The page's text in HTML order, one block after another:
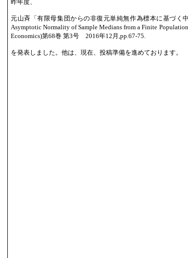
昨年度、
元山斉「有限母集団からの非復元単純無作為標本に基づく
Asymptotic Normality of Sample Medians from a Finite
Economics)第68巻 第3号 2016年12月,pp.67-75.
を発表しました。他は、現在、投稿準備を進めております。